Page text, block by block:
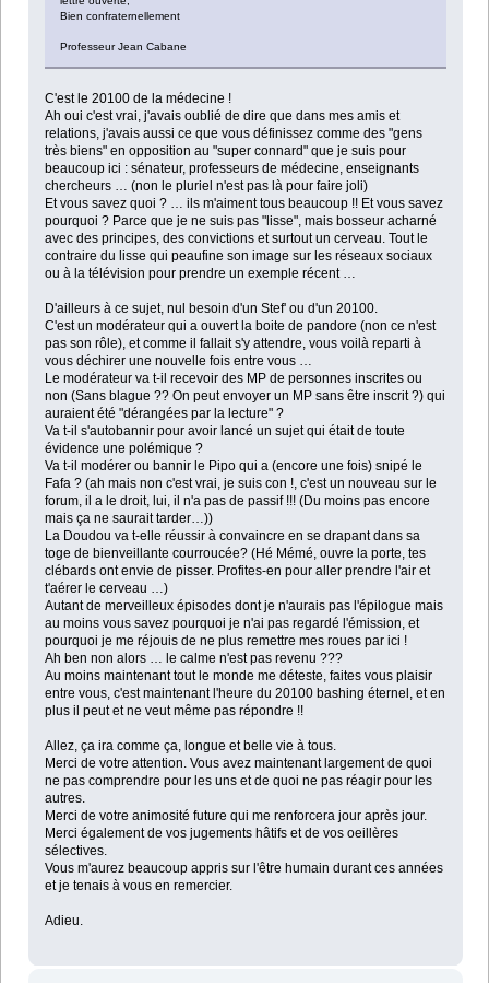
Bien confraternellement
Professeur Jean Cabane
C'est le 20100 de la médecine !
Ah oui c'est vrai, j'avais oublié de dire que dans mes amis et
relations, j'avais aussi ce que vous définissez comme des "gens
très biens" en opposition au "super connard" que je suis pour
beaucoup ici : sénateur, professeurs de médecine, enseignants
chercheurs … (non le pluriel n'est pas là pour faire joli)
Et vous savez quoi ? … ils m'aiment tous beaucoup !! Et vous savez
pourquoi ? Parce que je ne suis pas "lisse", mais bosseur acharné
avec des principes, des convictions et surtout un cerveau. Tout le
contraire du lisse qui peaufine son image sur les réseaux sociaux
ou à la télévision pour prendre un exemple récent …
D'ailleurs à ce sujet, nul besoin d'un Stef' ou d'un 20100.
C'est un modérateur qui a ouvert la boite de pandore (non ce n'est
pas son rôle), et comme il fallait s'y attendre, vous voilà reparti à
vous déchirer une nouvelle fois entre vous …
Le modérateur va t-il recevoir des MP de personnes inscrites ou
non (Sans blague ?? On peut envoyer un MP sans être inscrit ?) qui
auraient été "dérangées par la lecture" ?
Va t-il s'autobannir pour avoir lancé un sujet qui était de toute
évidence une polémique ?
Va t-il modérer ou bannir le Pipo qui a (encore une fois) snipé le
Fafa ? (ah mais non c'est vrai, je suis con !, c'est un nouveau sur le
forum, il a le droit, lui, il n'a pas de passif !!! (Du moins pas encore
mais ça ne saurait tarder…))
La Doudou va t-elle réussir à convaincre en se drapant dans sa
toge de bienveillante courroucée? (Hé Mémé, ouvre la porte, tes
clébards ont envie de pisser. Profites-en pour aller prendre l'air et
t'aérer le cerveau …)
Autant de merveilleux épisodes dont je n'aurais pas l'épilogue mais
au moins vous savez pourquoi je n'ai pas regardé l'émission, et
pourquoi je me réjouis de ne plus remettre mes roues par ici !
Ah ben non alors … le calme n'est pas revenu ???
Au moins maintenant tout le monde me déteste, faites vous plaisir
entre vous, c'est maintenant l'heure du 20100 bashing éternel, et en
plus il peut et ne veut même pas répondre !!
Allez, ça ira comme ça, longue et belle vie à tous.
Merci de votre attention. Vous avez maintenant largement de quoi
ne pas comprendre pour les uns et de quoi ne pas réagir pour les
autres.
Merci de votre animosité future qui me renforcera jour après jour.
Merci également de vos jugements hâtifs et de vos oeillères
sélectives.
Vous m'aurez beaucoup appris sur l'être humain durant ces années
et je tenais à vous en remercier.
Adieu.